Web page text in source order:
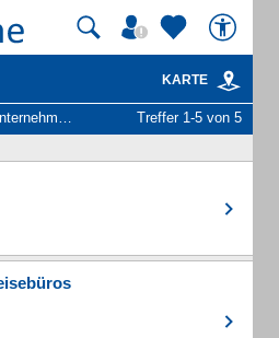
KARTE
Personen Treffer 1-5 von 5